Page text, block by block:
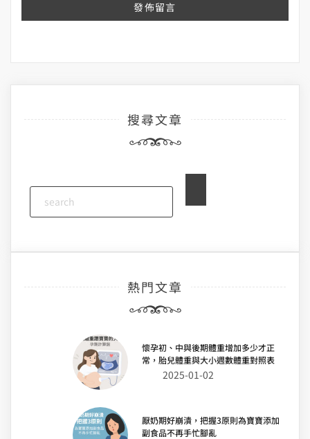
搜尋文章
熱門文章
懷孕初、中與後期體重增加多少才正
常，胎兒體重與大小週數體重對照表
2025-01-02
厭奶期好崩潰，把握3原則為寶寶添加
副食品不再手忙腳亂